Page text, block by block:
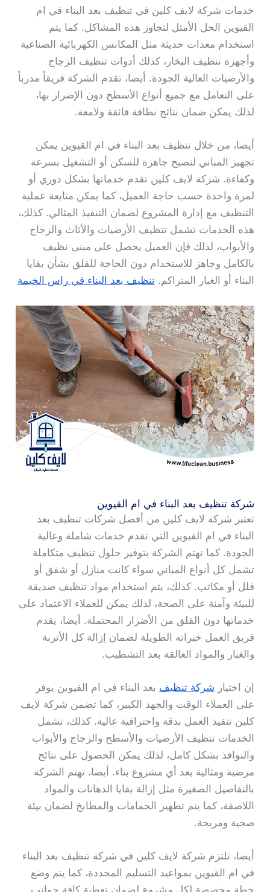
خدمات شركة لايف كلين في تنظيف بعد البناء في ام
القيوين الحل الأمثل لتجاوز هذه المشاكل. كما يتم
استخدام معدات حديثة مثل المكانس الكهربائية الصناعية
وأجهزة تنظيف البخار، كذلك أدوات تنظيف الزجاج
والأرضيات العالية الجودة. أيضا، تقدم الشركة فريقاً مدرباً
على التعامل مع جميع أنواع الأسطح دون الإضرار بها،
لذلك يمكن ضمان نتائج نظافة فائقة ولامعة.
أيضا، من خلال تنظيف بعد البناء في ام القيوين يمكن
تجهيز المباني لتصبح جاهزة للسكن أو التشغيل بسرعة
وكفاءة. شركة لايف كلين تقدم خدماتها بشكل دوري أو
لمرة واحدة حسب حاجة العميل، كما يمكن متابعة عملية
التنظيف مع إدارة المشروع لضمان التنفيذ المثالي. كذلك،
هذه الخدمات تشمل تنظيف الأرضيات والأثاث والزجاج
والأبواب، لذلك فإن العميل يحصل على مبنى نظيف
بالكامل وجاهز للاستخدام دون الحاجة للقلق بشأن بقايا
البناء أو الغبار المتراكم.تنظيف بعد البناء في راس الخيمة
شركة تنظيف بعد البناء في ام القيوين
تعتبر شركة لايف كلين من أفضل شركات تنظيف بعد
البناء في ام القيوين التي تقدم خدمات شاملة وعالية
الجودة. كما تهتم الشركة بتوفير حلول تنظيف متكاملة
تشمل كل أنواع المباني سواء كانت منازل أو شقق أو
فلل أو مكاتب. كذلك، يتم استخدام مواد تنظيف صديقة
للبيئة وآمنة على الصحة، لذلك يمكن للعملاء الاعتماد على
خدماتها دون القلق من الأضرار المحتملة. أيضا، يقدم
فريق العمل خبراته الطويلة لضمان إزالة كل الأتربة
والغبار والمواد العالقة بعد التشطيب.
إن اختيار شركة تنظيف بعد البناء في ام القيوين يوفر
على العملاء الوقت والجهد الكبير، كما تضمن شركة لايف
كلين تنفيذ العمل بدقة واحترافية عالية. كذلك، تشمل
الخدمات تنظيف الأرضيات والأسطح والزجاج والأبواب
والنوافذ بشكل كامل، لذلك يمكن الحصول على نتائج
مرضية ومثالية بعد أي مشروع بناء. أيضا، تهتم الشركة
بالتفاصيل الصغيرة مثل إزالة بقايا الدهانات والمواد
اللاصقة، كما يتم تطهير الحمامات والمطابخ لضمان بيئة
صحية ومريحة.
أيضا، تلتزم شركة لايف كلين في شركة تنظيف بعد البناء
في ام القيوين بمواعيد التسليم المحددة، كما يتم وضع